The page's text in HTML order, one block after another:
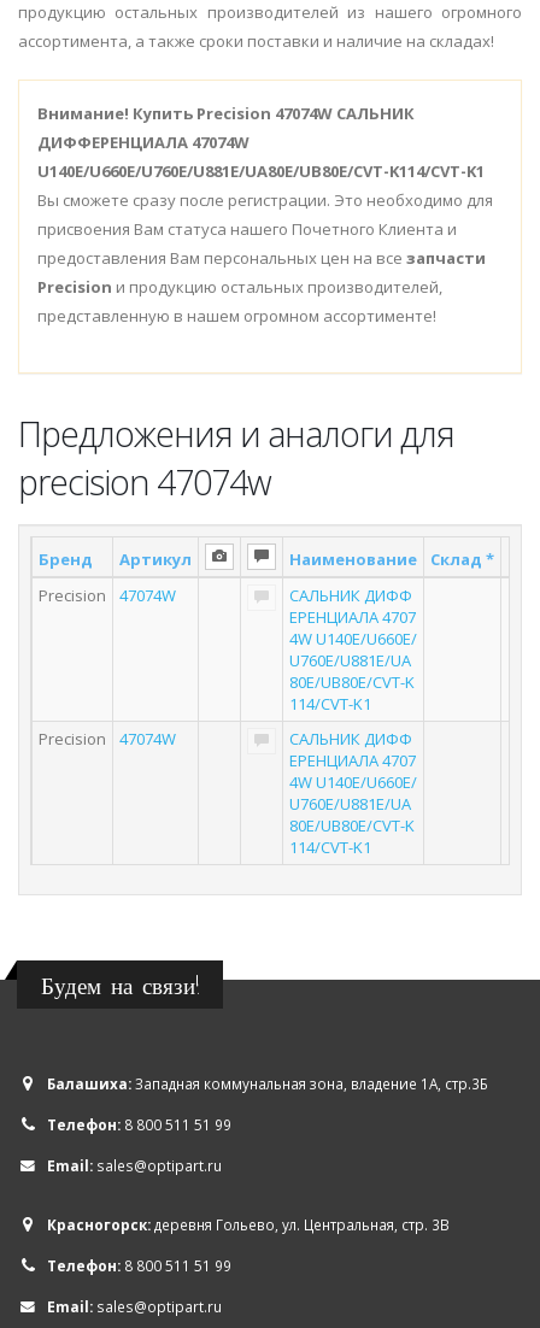
продукцию остальных производителей из нашего огромного
ассортимента, а также сроки поставки и наличие на складах!
Внимание! Купить Precision 47074W САЛЬНИК
ДИФФЕРЕНЦИАЛА 47074W
U140E/U660E/U760E/U881E/UA80E/UB80E/CVT-K114/CVT-K1
Вы сможете сразу после регистрации. Это необходимо для
присвоения Вам статуса нашего Почетного Клиента и
предоставления Вам персональных цен на все запчасти
Precision и продукцию остальных производителей,
представленную в нашем огромном ассортименте!
Предложения и аналоги для
precision 47074w
Бренд Артикул Наименование Склад *
Precision
47074W
САЛЬНИК ДИФФ
ЕРЕНЦИАЛА 4707
4W U140E/U660E/
U760E/U881E/UA
80E/UB80E/CVT-K
114/CVT-K1
Precision
47074W
САЛЬНИК ДИФФ
ЕРЕНЦИАЛА 4707
4W U140E/U660E/
U760E/U881E/UA
80E/UB80E/CVT-K
114/CVT-K1
Будем на связи!
Балашиха:Западная коммунальная зона, владение 1А, стр.3Б
Телефон: 8 800 511 51 99
Email: sales@optipart.ru
Красногорск:деревня Гольево, ул. Центральная, стр. 3В
Телефон: 8 800 511 51 99
Email: sales@optipart.ru